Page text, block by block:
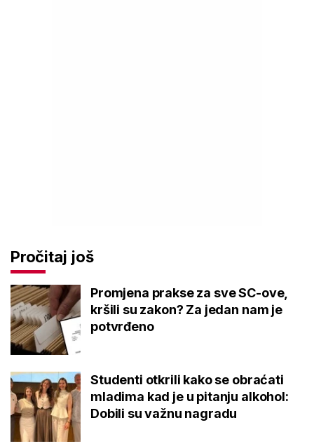
Pročitaj još
Promjena prakse za sve SC-ove,
kršili su zakon? Za jedan nam je
potvrđeno
Studenti otkrili kako se obraćati
mladima kad je u pitanju alkohol:
Dobili su važnu nagradu